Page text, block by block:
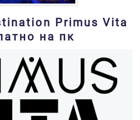
Primus Vita
на пк